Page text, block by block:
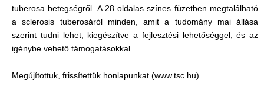
tuberosa betegségről. A 28 oldalas színes füzetben megtalálható
a sclerosis tuberosáról minden, amit a tudomány mai állása
szerint tudni lehet, kiegészítve a fejlesztési lehetőséggel, és az
igénybe vehető támogatásokkal.
Megújítottuk, frissítettük honlapunkat (www.tsc.hu).